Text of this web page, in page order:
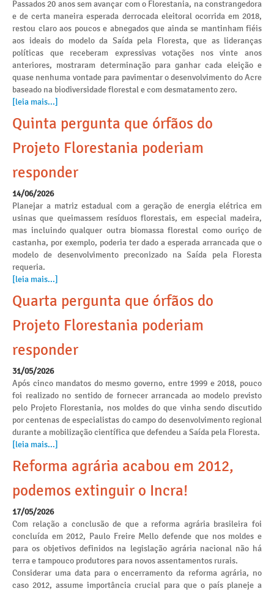
Passados 20 anos sem avançar com o Florestania, na constrangedora
e de certa maneira esperada derrocada eleitoral ocorrida em 2018,
restou claro aos poucos e abnegados que ainda se mantinham fiéis
aos ideais do modelo da Saída pela Floresta, que as lideranças
políticas que receberam expressivas votações nos vinte anos
anteriores, mostraram determinação para ganhar cada eleição e
quase nenhuma vontade para pavimentar o desenvolvimento do Acre
baseado na biodiversidade florestal e com desmatamento zero.
[leia mais...]
Quinta pergunta que órfãos do
Projeto Florestania poderiam
responder
14/06/2026
Planejar a matriz estadual com a geração de energia elétrica em
usinas que queimassem resíduos florestais, em especial madeira,
mas incluindo qualquer outra biomassa florestal como ouriço de
castanha, por exemplo, poderia ter dado a esperada arrancada que o
modelo de desenvolvimento preconizado na Saída pela Floresta
requeria.
[leia mais...]
Quarta pergunta que órfãos do
Projeto Florestania poderiam
responder
31/05/2026
Após cinco mandatos do mesmo governo, entre 1999 e 2018, pouco
foi realizado no sentido de fornecer arrancada ao modelo previsto
pelo Projeto Florestania, nos moldes do que vinha sendo discutido
por centenas de especialistas do campo do desenvolvimento regional
durante a mobilização científica que defendeu a Saída pela Floresta.
[leia mais...]
Reforma agrária acabou em 2012,
podemos extinguir o Incra!
17/05/2026
Com relação a conclusão de que a reforma agrária brasileira foi
concluída em 2012, Paulo Freire Mello defende que nos moldes e
para os objetivos definidos na legislação agrária nacional não há
terra e tampouco produtores para novos assentamentos rurais.
Considerar uma data para o encerramento da reforma agrária, no
caso 2012, assume importância crucial para que o país planeje a